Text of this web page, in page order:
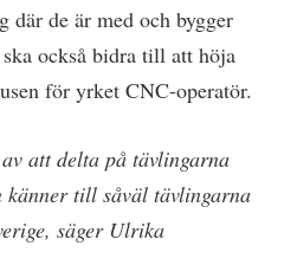
där de är med och bygger
också bidra till att höja
för yrket CNC-operatör.
att delta på tävlingarna
till såväl tävlingarna
säger Ulrika